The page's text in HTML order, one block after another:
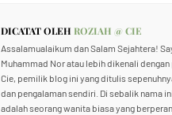
DICATAT OLEH ROZIAH @ CIE
Assalamualaikum dan Salam Sejahtera!
Muhammad Nor atau lebih dikenali dengan
Cie, pemilik blog ini yang ditulis
dan pengalaman sendiri. Di sebalik nama
adalah seorang wanita biasa yang